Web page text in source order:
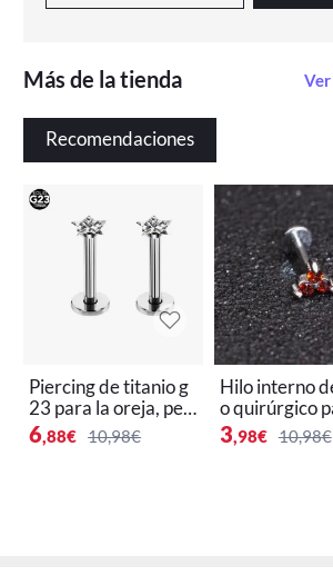
Más de la tienda
Recomendaciones
Piercing de titanio g
23 para la oreja, pen
dientes clásicos de
moda unisex, piercin
6,88€ 10,98€
Hilo interno
o quirúrgico
rtílago de la
ercing para
3,98€ 10,98€